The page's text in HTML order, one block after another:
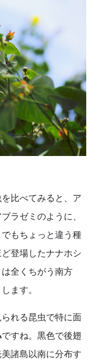
比べてみると、ア
ラゼミのように、
もちょっと違う種
登場したナナホシ
全くちがう南方
ます。
れる昆虫で特に面
ですね。黒色で後翅
諸島以南に分布す